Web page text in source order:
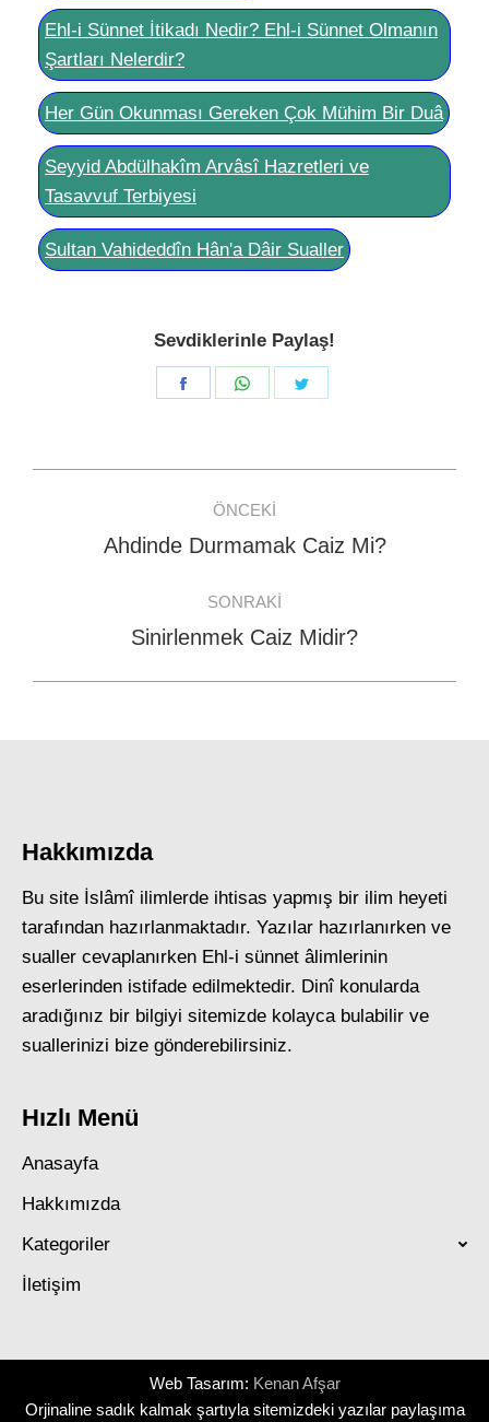
Ehl-i Sünnet İtikadı Nedir? Ehl-i Sünnet Olmanın
Şartları Nelerdir?
Her Gün Okunması Gereken Çok Mühim Bir Duâ
Seyyid Abdülhakîm Arvâsî Hazretleri ve
Tasavvuf Terbiyesi
Sultan Vahideddîn Hân'a Dâir Sualler
Sevdiklerinle Paylaş!
Share
Share
navigation
ÖNCEKI
Previous
Ahdinde Durmamak Caiz Mi?
SONRAKI
Next
Sinirlenmek Caiz Midir?
Hakkımızda
Bu site İslâmî ilimlerde ihtisas yapmış bir ilim heyeti
tarafından hazırlanmaktadır. Yazılar hazırlanırken ve
sualler cevaplanırken Ehl-i sünnet âlimlerinin
eserlerinden istifade edilmektedir. Dinî konularda
aradığınız bir bilgiyi sitemizde kolayca bulabilir ve
suallerinizi bize gönderebilirsiniz.
Hızlı Menü
Anasayfa
Hakkımızda
Kategoriler
İletişim
Web Tasarım: Kenan Afşar
Orjinaline sadık kalmak şartıyla sitemizdeki yazılar paylaşıma